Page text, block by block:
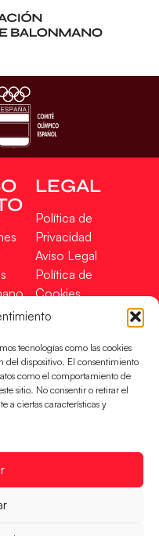
tecnologías como las cookies
del dispositivo. El consentimiento
como el comportamiento de
sitio. No consentir o retirar el
a ciertas características y
LEGAL
Política de
Privacidad
Aviso Legal
Política de
Cookies
Mapa Web
reservados –
por